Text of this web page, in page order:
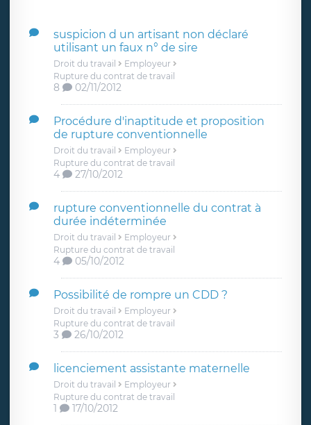
suspicion d un artisant non déclaré
utilisant un faux n° de sire
Droit du travail
Employeur
Rupture du contrat de travail
8 02/11/2012
Procédure d'inaptitude et proposition
de rupture conventionnelle
Droit du travail
Employeur
Rupture du contrat de travail
4 27/10/2012
rupture conventionnelle du contrat à
durée indéterminée
Droit du travail
Employeur
Rupture du contrat de travail
4 05/10/2012
Possibilité de rompre un CDD ?
Droit du travail
Employeur
Rupture du contrat de travail
3 26/10/2012
licenciement assistante maternelle
Droit du travail
Employeur
Rupture du contrat de travail
1 17/10/2012